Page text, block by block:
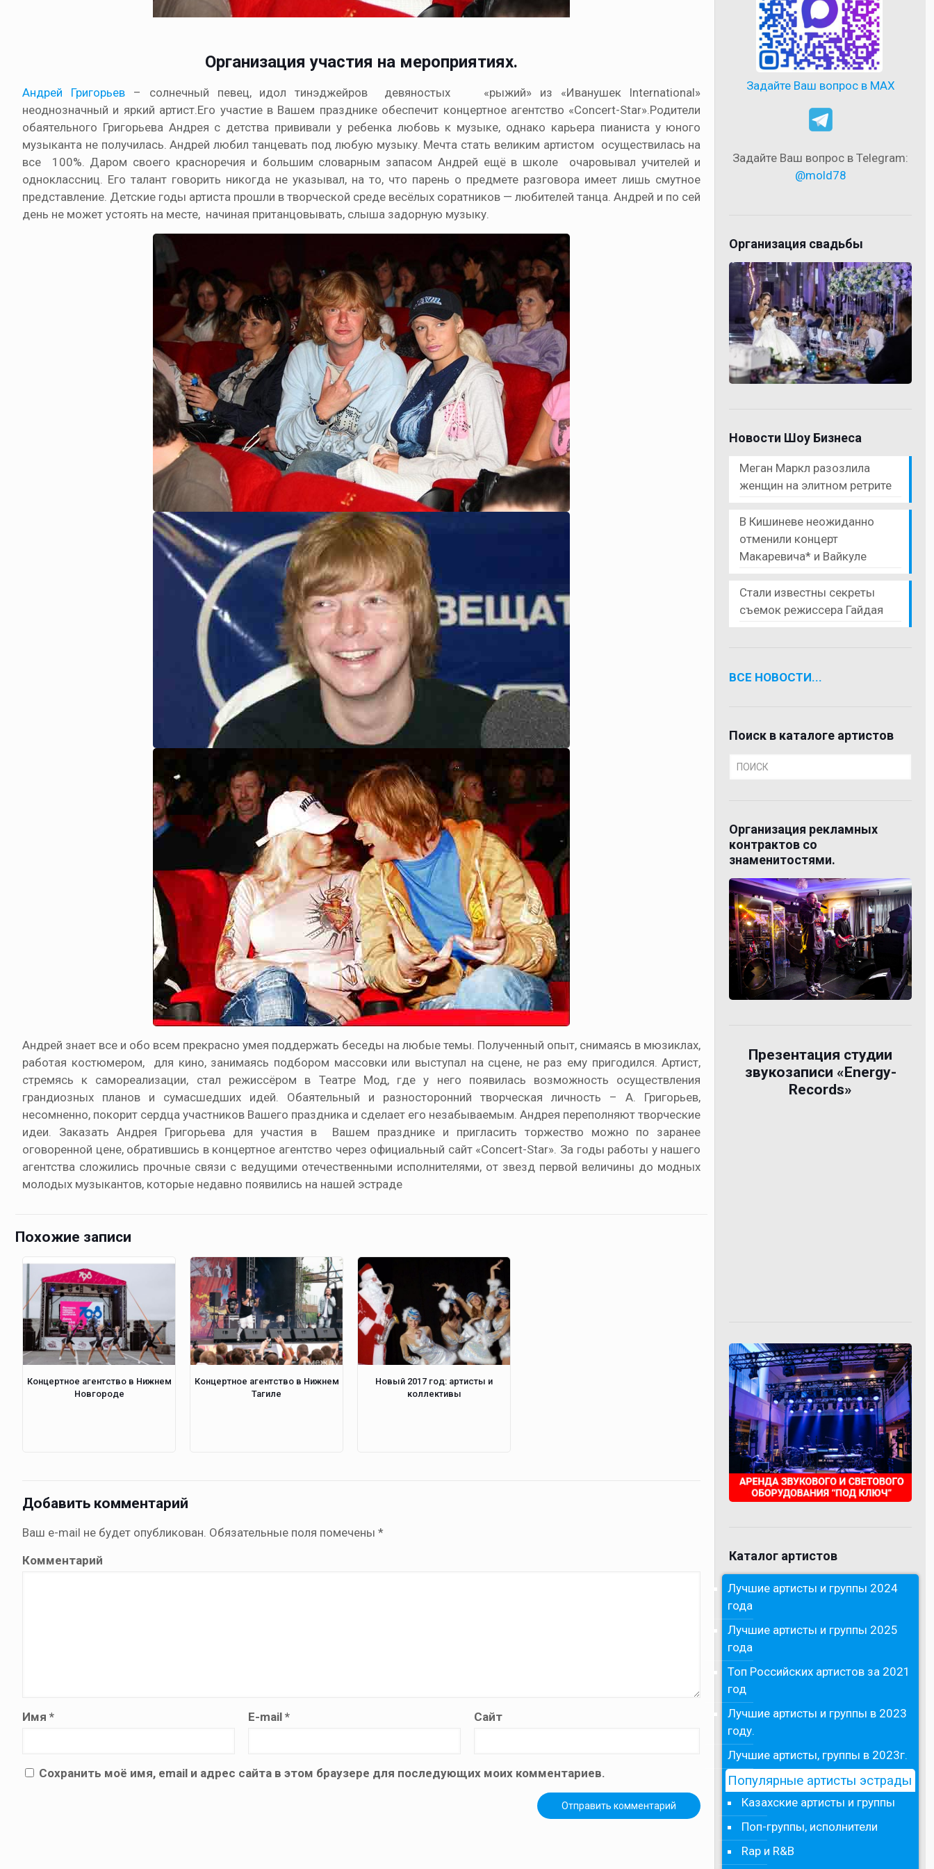
Организация участия на мероприятиях.
Андрей Григорьев– солнечный певец, идол тинэджейров девяностых «рыжий» из «Иванушек International»
неоднозначный и яркий артист.Его участие в Вашем празднике обеспечит концертное агентство «Concert-Star».Родители
обаятельного Григорьева Андрея с детства прививали у ребенка любовь к музыке, однако карьера пианиста у юного
музыканта не получилась. Андрей любил танцевать под любую музыку. Мечта стать великим артистом осуществилась на
все 100%. Даром своего красноречия и большим словарным запасом Андрей ещё в школе очаровывал учителей и
одноклассниц. Его талант говорить никогда не указывал, на то, что парень о предмете разговора имеет лишь смутное
представление. Детские годы артиста прошли в творческой среде весёлых соратников — любителей танца. Андрей и по сей
день не может устоять на месте, начиная пританцовывать, слыша задорную музыку.
Андрей знает все и обо всем прекрасно умея поддержать беседы на любые темы. Полученный опыт, снимаясь в мюзиклах,
работая костюмером, для кино, занимаясь подбором массовки или выступал на сцене, не раз ему пригодился. Артист,
стремясь к самореализации, стал режиссёром в Театре Мод, где у него появилась возможность осуществления
грандиозных планов и сумасшедших идей. Обаятельный и разносторонний творческая личность – А. Григорьев,
несомненно, покорит сердца участников Вашего праздника и сделает его незабываемым. Андрея переполняют творческие
идеи. Заказать Андрея Григорьева для участия в Вашем празднике и пригласить торжество можно по заранее
оговоренной цене, обратившись в концертное агентство через официальный сайт «Concert-Star». За годы работы у нашего
агентства сложились прочные связи с ведущими отечественными исполнителями, от звезд первой величины до модных
молодых музыкантов, которые недавно появились на нашей эстраде
Похожие записи
Концертное агентство в Нижнем
Новгороде
Концертное агентство в Нижнем
Тагиле
Новый 2017 год: артисты и
коллективы
Добавить комментарий
Ваш e-mail не будет опубликован. Обязательные поля помечены *
Комментарий
Имя * E-mail* Сайт
Сохранить моё имя, email и адрес сайта в этом браузере для последующих моих комментариев.
Задайте Ваш вопрос в MAX
Задайте Ваш вопрос в Telegram:
@mold78
Организация свадьбы
Новости Шоу Бизнеса
Меган Маркл разозлила
женщин на элитном ретрите
В Кишиневе неожиданно
отменили концерт
Макаревича* и Вайкуле
Стали известны секреты
съемок режиссера Гайдая
ВСЕ НОВОСТИ...
Поиск в каталоге артистов
Организация рекламных
контрактов со
знаменитостями.
Презентация студии
звукозаписи «Energy-
Records»
Каталог артистов
Лучшие артисты и группы 2024
года
Лучшие артисты и группы 2025
года
Топ Российских артистов за 2021
год
Лучшие артисты и группы в 2023
году.
Лучшие артисты, группы в 2023г.
Популярные артисты эстрады
Казахские артисты и группы
Поп-группы, исполнители
Rap и R&B